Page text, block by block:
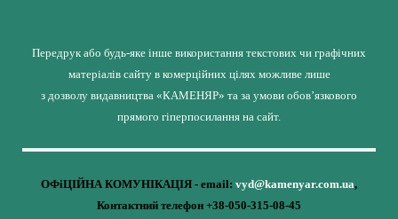
Передрук або будь-яке інше використання текстових чи графічних
матеріалів сайту в комерційних цілях можливе лише
з дозволу видавництва «КАМЕНЯР» та за умови обов’язкового
прямого гіперпосилання на сайт.
ОФіЦІЙНА КОМУНІКАЦІЯ - email: vyd@kamenyar.com.ua,
Контактний телефон +38-050-315-08-45